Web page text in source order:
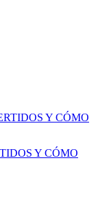
Y CÓMO